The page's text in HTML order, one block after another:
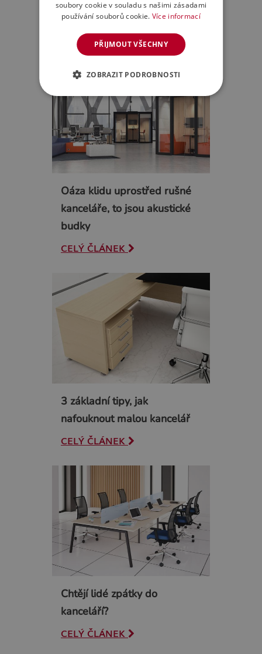
kancelář stávající…
CELÝ ČLÁNEK
Oáza klidu uprostřed rušné
kanceláře, to jsou akustické
budky
CELÝ ČLÁNEK
3 základní tipy, jak
nafouknout malou kancelář
CELÝ ČLÁNEK
Chtějí lidé zpátky do
kanceláří?
CELÝ ČLÁNEK
soubory cookie v souladu s našimi zásadami
používání souborů cookie. Více informací
PŘIJMOUT VŠECHNY
ZOBRAZIT PODROBNOSTI